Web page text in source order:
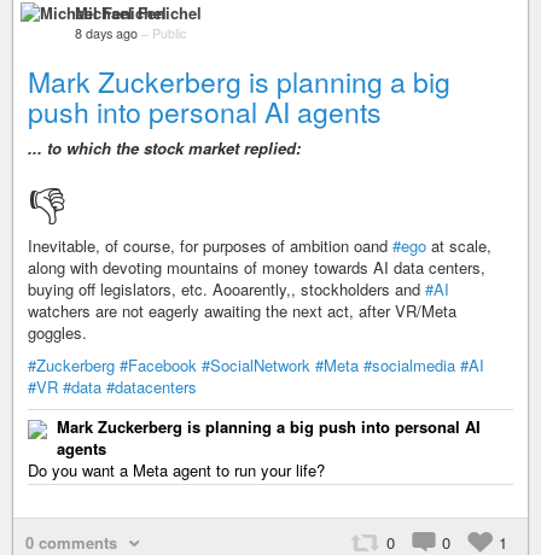
Michael Fenichel
8 days ago – Public
Mark Zuckerberg is planning a big
push into personal AI agents
... to which the stock market replied:
👎️
Inevitable, of course, for purposes of ambition oand #ego at scale,
along with devoting mountains of money towards AI data centers,
buying off legislators, etc. Aooarently,, stockholders and #AI
watchers are not eagerly awaiting the next act, after VR/Meta
goggles.
#Zuckerberg #Facebook #SocialNetwork #Meta #socialmedia #AI
#VR #data #datacenters
Mark Zuckerberg is planning a big push into personal AI
agents
Do you want a Meta agent to run your life?
0 comments 0 0 1